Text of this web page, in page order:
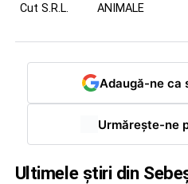
Cut S.R.L.
ANIMALE
Adaugă-ne ca
Urmărește-ne
Ultimele știri din